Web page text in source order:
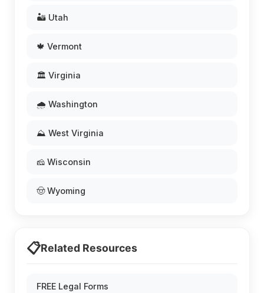
🏜️ Utah
🍁 Vermont
🏛️ Virginia
🌧️ Washington
⛰️ West Virginia
🧀 Wisconsin
🤠 Wyoming
📋Related Resources
FREE Legal Forms